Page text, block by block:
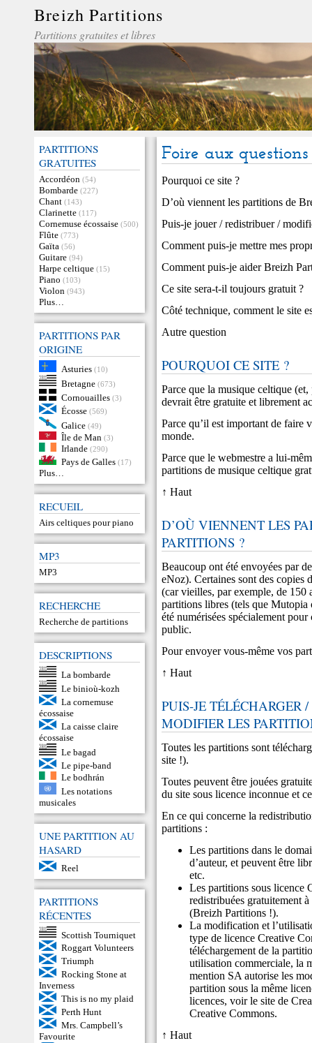
Breizh Partitions
Partitions gratuites et libres
PARTITIONS
GRATUITES
Accordéon (54)
Bombarde (227)
Chant (143)
Clarinette (117)
Cornemuse écossaise (500)
Flûte (773)
Gaïta (56)
Guitare (94)
Harpe celtique (15)
Piano (103)
Violon (943)
Plus…
PARTITIONS PAR
ORIGINE
Asturies (10)
Bretagne (673)
Cornouailles (3)
Écosse (569)
Galice (49)
Île de Man (3)
Irlande (290)
Pays de Galles (17)
Plus…
RECUEIL
Airs celtiques pour piano
MP3
MP3
RECHERCHE
Recherche de partitions
DESCRIPTIONS
La bombarde
Le binioù-kozh
La cornemuse
écossaise
La caisse claire
écossaise
Le bagad
Le pipe-band
Le bodhrán
Les notations
musicales
UNE PARTITION AU
HASARD
Reel
PARTITIONS
RÉCENTES
Scottish Tourniquet
Roggart Volunteers
Triumph
Rocking Stone at
Inverness
This is no my plaid
Perth Hunt
Mrs. Campbell’s
Favourite
Foire aux questions
Pourquoi ce site ?
D’où viennent les partitions de
Puis-je jouer / redistribuer /
Comment puis-je mettre mes
Comment puis-je aider Breizh
Ce site sera-t-il toujours gratuit ?
Côté technique, comment le site
Autre question
POURQUOI CE SITE ?
Parce que la musique celtique
devrait être gratuite et librement
Parce qu’il est important de faire
monde.
Parce que le webmestre a lui-
partitions de musique celtique
↑ Haut
D’OÙ VIENNENT LES
PARTITIONS ?
Beaucoup ont été envoyées par
eNoz). Certaines sont des copies
(car vieilles, par exemple, de 150
partitions libres (tels queMutopia
été numérisées spécialement
public.
Pour envoyer vous-même vos
↑ Haut
PUIS-JE TÉLÉCHARGER
MODIFIER LES
Toutes les partitions sont
site !).
Toutes peuvent être jouées
du site sous licence inconnue et
En ce qui concerne la
partitions :
Les partitions dans le
d’auteur, et peuvent être
etc.
Les partitions sous licence
redistribuées gratuitement
(Breizh Partitions !).
La modification et
type de licence Creative
téléchargement de la
utilisation commerciale, la
mention SA autorise les
partition sous la même
licences, voir le site de
Creative Commons.
↑ Haut